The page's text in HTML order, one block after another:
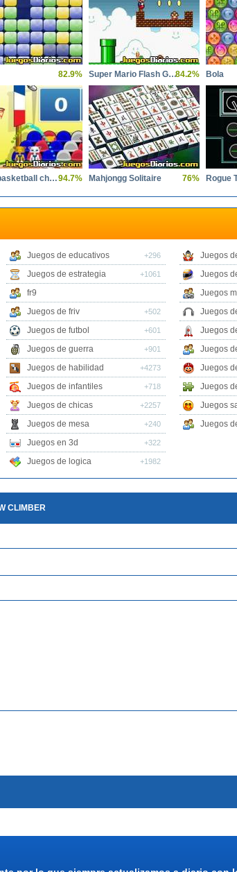
82.9% Super Mario Flash Game84.2% Bola
World basketball championship94.7% Mahjongg Solitaire 76% Rogue
Juegos de educativos +296
Juegos de estrategia +1061
fr9
Juegos de friv
+502
Juegos de futbol +601
Juegos de guerra +901
Juegos de habilidad +4273
Juegos de infantiles +718
Juegos de chicas +2257
Juegos de mesa +240
Juegos en 3d +322
Juegos de logica +1982
Juegos
Juegos
Juegos
Juegos
Juegos
Juegos
Juegos
Juegos
Juegos
Juegos
CLIMBER